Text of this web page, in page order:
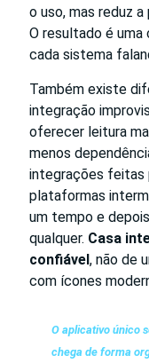
o uso, mas reduz
O resultado é
cada sistema
Também existe
integração
oferecer leitura
menos
integrações feitas
plataformas
um tempo e
qualquer. Casa
confiável, não de
com ícones
O aplicativo único
chega de forma